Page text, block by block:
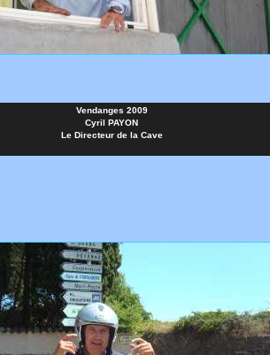
Vendanges 2009
Cyril PAYON
Le Directeur de la Cave